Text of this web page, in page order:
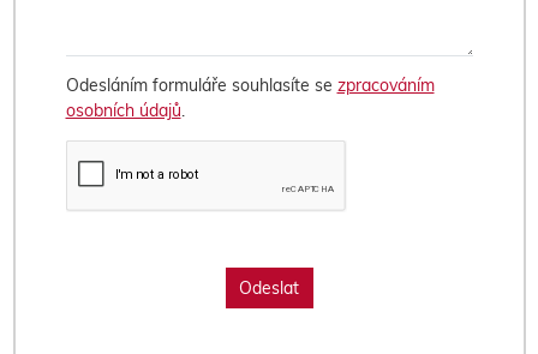
Odesláním formuláře souhlasíte se zpracováním
osobních údajů.